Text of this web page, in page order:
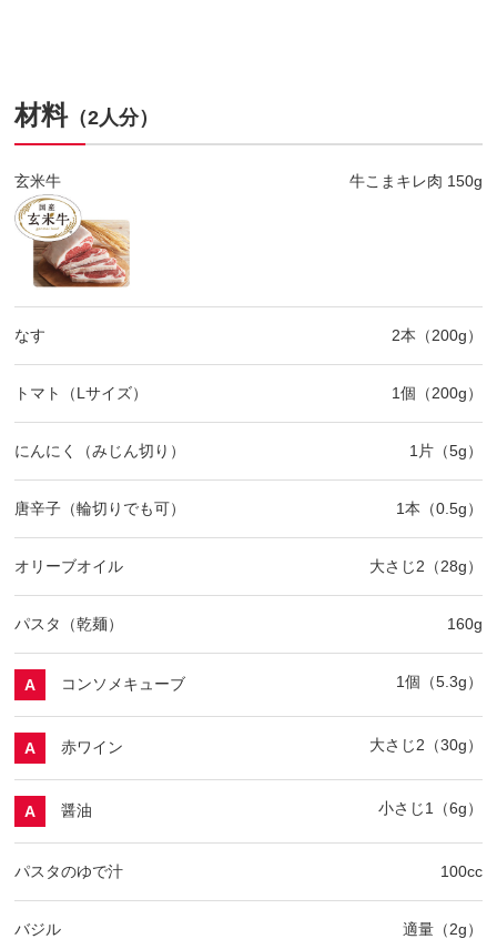
材料（2人分）
玄米牛 牛こまキレ肉 150g
なす 2本（200g）
トマト（Lサイズ） 1個（200g）
にんにく（みじん切り） 1片（5g）
唐辛子（輪切りでも可） 1本（0.5g）
オリーブオイル 大さじ2（28g）
パスタ（乾麺） 160g
A コンソメキューブ 1個（5.3g）
A 赤ワイン 大さじ2（30g）
A 醤油 小さじ1（6g）
パスタのゆで汁 100cc
バジル 適量（2g）